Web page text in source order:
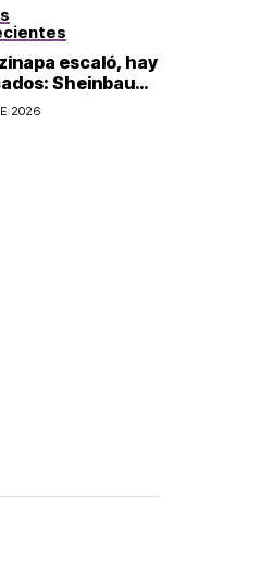
escaló, hay
Sheinbaum
de Ángel
2026